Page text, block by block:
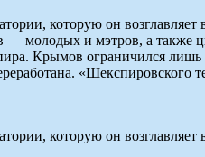
которую он возглавляет
— молодых и мэтров, а также
Крымов ограничился
«Шекспировского
которую он возглавляет